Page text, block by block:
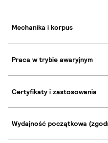
Mechanika i korpus
Praca w trybie awaryjnym
Certyfikaty i zastosowania
Wydajność początkowa